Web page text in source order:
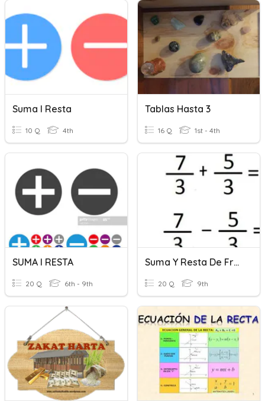
Suma I Resta
10 Q 4th
Tablas Hasta 3
16 Q 1st - 4th
SUMA I RESTA
20 Q 6th - 9th
Suma Y Resta De Fracciones Con Mismo Denominador
20 Q 9th